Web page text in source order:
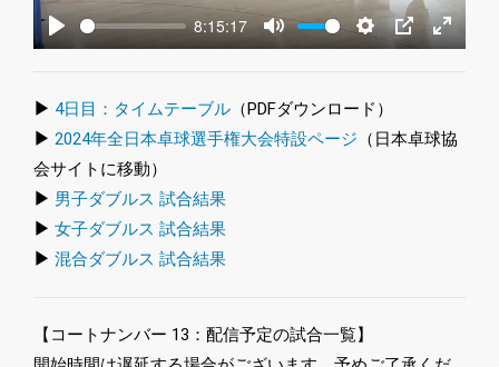
Play
8:15:17
Mute Settings
PIP Enter
▶ 4日目：タイムテーブル （PDFダウンロード）
▶ 2024年全日本卓球選手権大会特設ページ （日本卓球協
会サイトに移動）
▶ 男子ダブルス 試合結果
▶ 女子ダブルス 試合結果
▶ 混合ダブルス 試合結果
【コートナンバー 13：配信予定の試合一覧】